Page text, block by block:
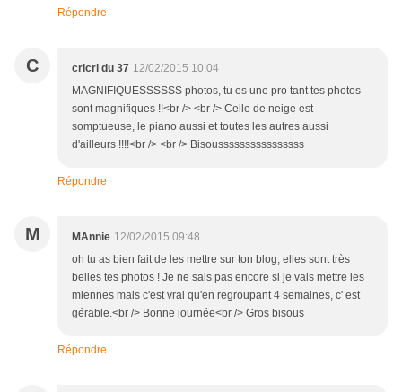
Répondre
C cricri du 37 12/02/2015 10:04
MAGNIFIQUESSSSSS photos, tu es une pro tant tes photos
sont magnifiques !!<br /> <br /> Celle de neige est
somptueuse, le piano aussi et toutes les autres aussi
d'ailleurs !!!!<br /> <br /> Bisoussssssssssssssss
Répondre
M MAnnie 12/02/2015 09:48
oh tu as bien fait de les mettre sur ton blog, elles sont très
belles tes photos ! Je ne sais pas encore si je vais mettre les
miennes mais c'est vrai qu'en regroupant 4 semaines, c' est
gérable.<br /> Bonne journée<br /> Gros bisous
Répondre